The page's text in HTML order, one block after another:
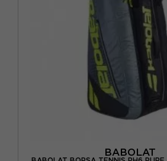
BABOLAT